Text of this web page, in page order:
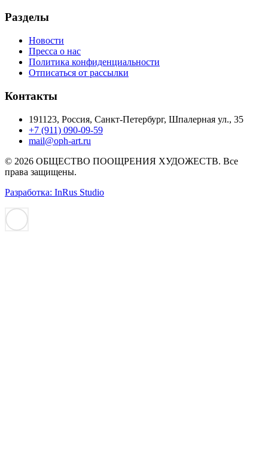
Разделы
Новости
Пресса о нас
Политика конфиденциальности
Отписаться от рассылки
Контакты
191123, Россия, Санкт-Петербург, Шпалерная ул., 35
+7 (911) 090-09-59
mail@oph-art.ru
© 2026 ОБЩЕСТВО ПООЩРЕНИЯ ХУДОЖЕСТВ. Все
права защищены.
Разработка: InRus Studio